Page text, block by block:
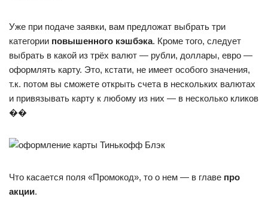
Уже при подаче заявки, вам предложат выбрать три
категории повышенного кэшбэка. Кроме того, следует
выбрать в какой из трёх валют — рубли, доллары, евро —
оформлять карту. Это, кстати, не имеет особого значения,
т.к. потом вы сможете открыть счета в нескольких валютах
и привязывать карту к любому из них — в несколько кликов
��
Что касается поля «Промокод», то о нем — в главе про
акции.